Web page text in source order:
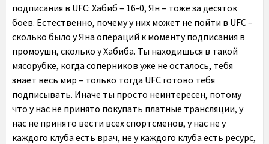
подписания в UFC: Хабиб – 16-0, Ян – тоже за десяток
боев. Естественно, почему у них может не пойти в UFC –
сколько было у Яна операций к моменту подписания в
промоушн, сколько у Хабиба. Ты находишься в такой
мясорубке, когда соперников уже не осталось, тебя
знает весь мир – только тогда UFC готово тебя
подписывать. Иначе ты просто неинтересен, потому
что у нас не принято покупать платные трансляции, у
нас не принято вести всех спортсменов, у нас не у
каждого клуба есть врач, не у каждого клуба есть ресурс,